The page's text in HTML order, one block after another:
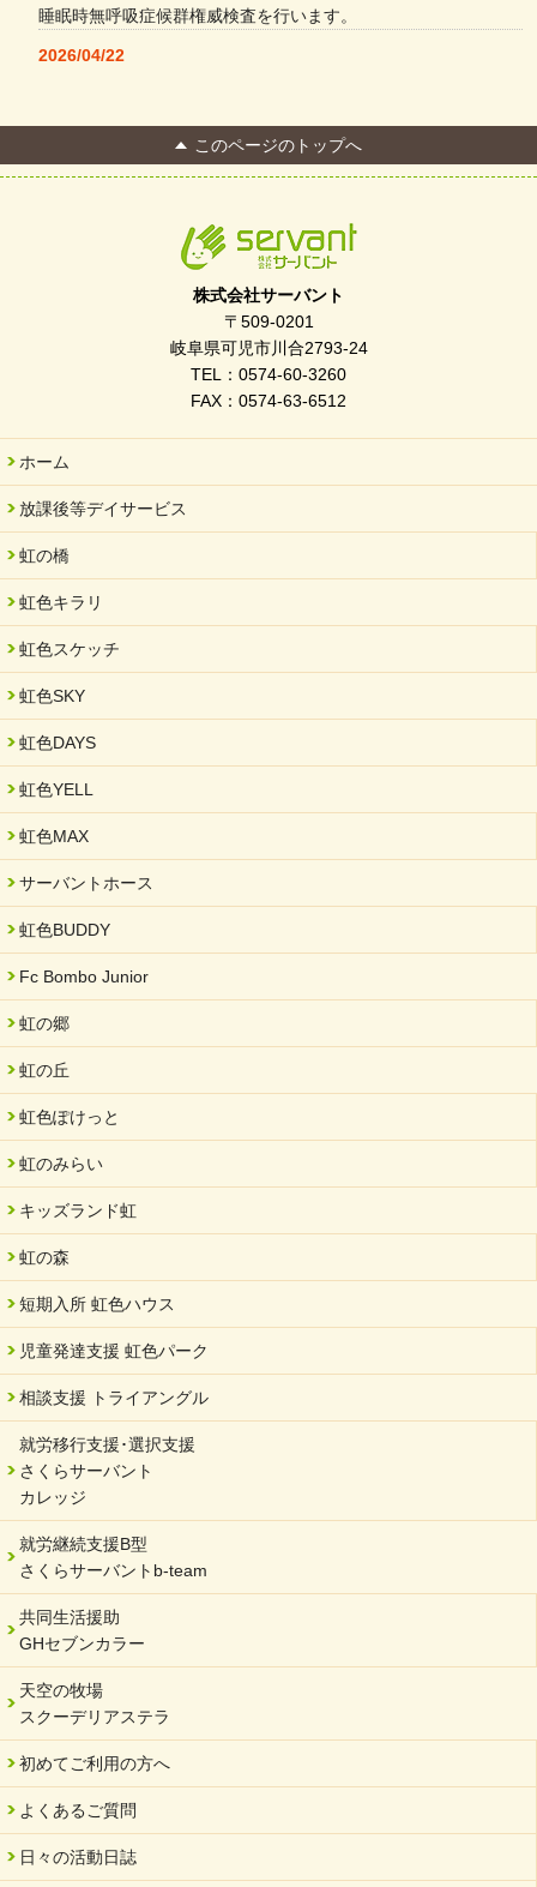
睡眠時無呼吸症候群権威検査を行います。
2026/04/22
FC Bombonera 岐阜県No.1
令和7年度 岐阜県スポーツ賞「FC Bombonera」
岐阜県「働いてもらい方改革」優良事例集に掲載されました
2025/06/10
未来会議 in 可児市 「斉藤まさゆき」
2025/05/07
2025年6月中旬 OPEN 放課後等デイサービス「Fc Bombo
2025/03/01
餅つき大会を開催しました
2025/01/31
「可児の企業魅力発見フェア」に出展しました
就労継続支援B型「エコボール」事業を始めました
2024/09/10
2024/08/26
2024/08/01
夏休み学習支援・可茂自悠学舎
2024/07/03
中部学院大学「現代福祉マネジメント」ゲスト講師
2024/04/17
SDGs発表会・研修会
2024/04/05
中学生向けのフリースクール「可茂自悠学舎」開設
2024/04/01
を開催しました。
2024/02/20
2024/02/02
岐阜県 ワーク・ライフ・バランス推進エクセレント企業認定
2024/01/15
令和6年能登半島地震被災者支援において
2023/12/29
年末年始のお知らせ
2023/12/18
北方支店・保護者交流会「収穫祭」
2023/11/08
オンラインショップを開設しました
2023/10/20
「可児の企業魅力発見フェア」に出展しました
2023/10/17
馬糞堆肥「馬の力」販売開始
このページのトップへ
株式会社サーバント
〒509-0201
岐阜県可児市川合2793-24
TEL：0574-60-3260
FAX：0574-63-6512
ホーム
放課後等デイサービス
虹の橋
虹色キラリ
虹色スケッチ
虹色SKY
虹色DAYS
虹色YELL
虹色MAX
サーバントホース
虹色BUDDY
Fc Bombo Junior
虹の郷
虹の丘
虹色ぽけっと
虹のみらい
キッズランド虹
虹の森
短期入所 虹色ハウス
児童発達支援 虹色パーク
相談支援 トライアングル
就労移行支援･選択支援
さくらサーバント
カレッジ
就労継続支援B型
さくらサーバントb-team
共同生活援助
GHセブンカラー
天空の牧場
スクーデリアステラ
初めてご利用の方へ
よくあるご質問
日々の活動日誌